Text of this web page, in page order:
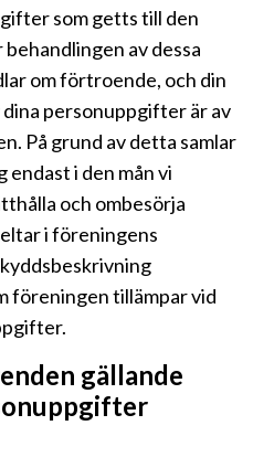
som getts till den
av dessa
om förtroende, och din
personuppgifter är av
På grund av detta samlar
i den mån vi
och ombesörja
i föreningens
föreningen tillämpar vid
gällande